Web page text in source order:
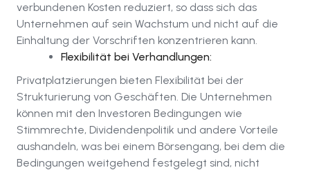
verbundenen Kosten reduziert, so dass sich das
Unternehmen auf sein Wachstum und nicht auf die
Einhaltung der Vorschriften konzentrieren kann.
Flexibilität bei Verhandlungen:
Privatplatzierungen bieten Flexibilität bei der
Strukturierung von Geschäften. Die Unternehmen
können mit den Investoren Bedingungen wie
Stimmrechte, Dividendenpolitik und andere Vorteile
aushandeln, was bei einem Börsengang, bei dem die
Bedingungen weitgehend festgelegt sind, nicht